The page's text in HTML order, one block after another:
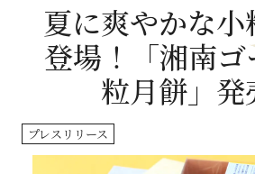
夏に爽やかな
登場！「湘南
粒月餅」発
プレスリリース